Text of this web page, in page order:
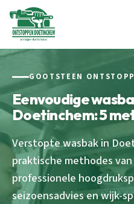
GOOTSTEEN
Eenvoudige
Doetinchem: 5
Verstopte wasbak in
praktische methodes
professionele
seizoensadvies en wijk-